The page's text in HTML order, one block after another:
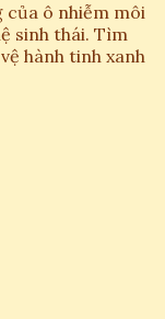
của ô nhiễm môi
sinh thái. Tìm
hành tinh xanh